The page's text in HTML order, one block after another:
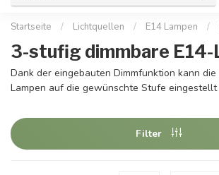
Startseite / Lichtquellen / E14 Lampen /
3-stufig dimmbare E14-
Dank der eingebauten Dimmfunktion kann
Lampen auf die gewünschte Stufe
Filter